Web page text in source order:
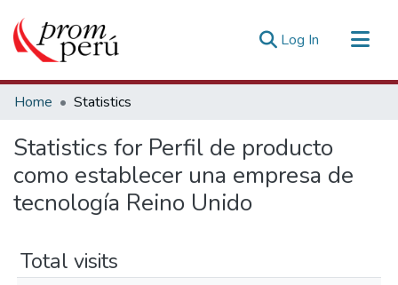
Log In (current)
Communities & Collections
Estadísticas Externas
Home Statistics
Statistics for Perfil de producto
como establecer una empresa de
tecnología Reino Unido
Total visits